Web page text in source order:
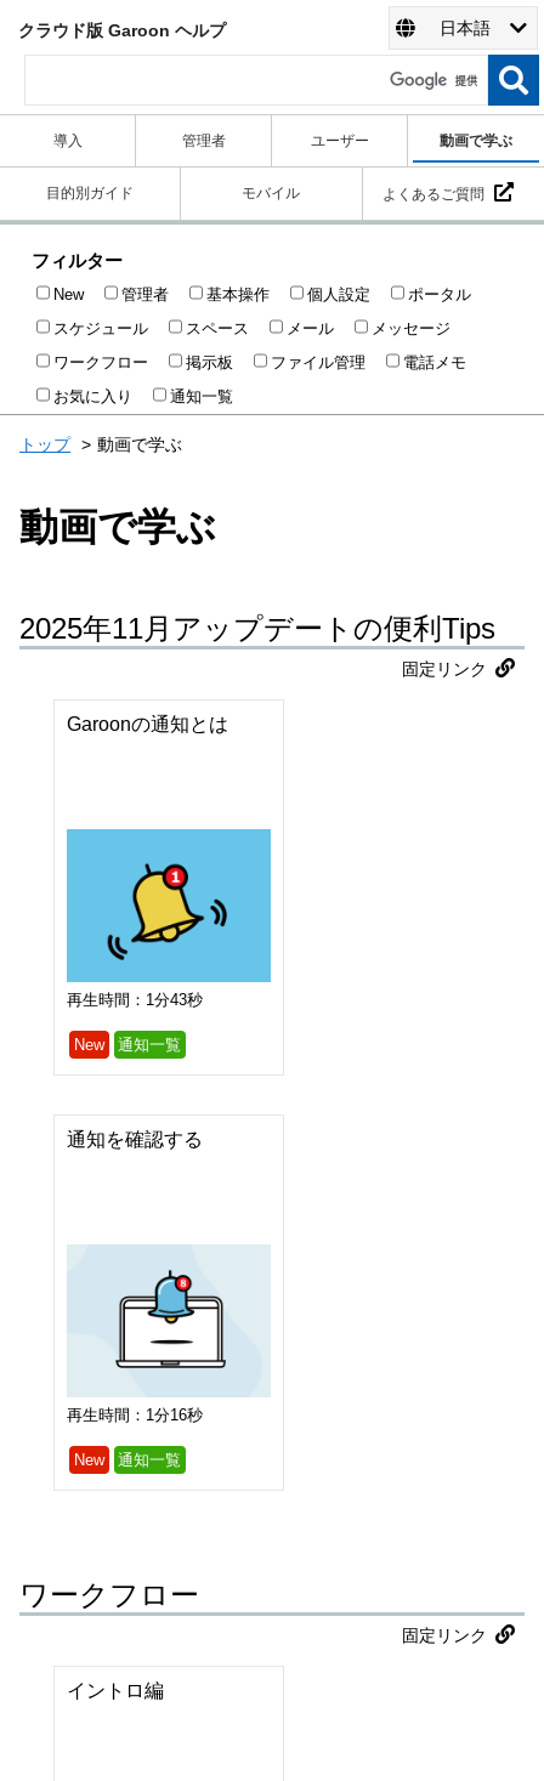
クラウド版 Garoon ヘルプ 日本語
導入 管理者 ユーザー 動画で学ぶ
目的別ガイド モバイル よくあるご質問
フィルター
New 管理者 基本操作 個人設定
ポータル
スケジュール
スペース メール
メッセージ
ワークフロー
掲示板 ファイル管理
電話メモ
お気に入り
通知一覧
トップ 動画で学ぶ
動画で学ぶ
2025年11月アップデートの便利Tips
固定リンク
Garoonの通知とは
再生時間：1分43秒
New 通知一覧
通知を確認する
再生時間：1分16秒
New 通知一覧
ワークフロー
固定リンク
イントロ編